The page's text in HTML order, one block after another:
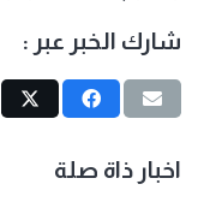
شارك الخبر عبر :
اخبار ذاة صلة